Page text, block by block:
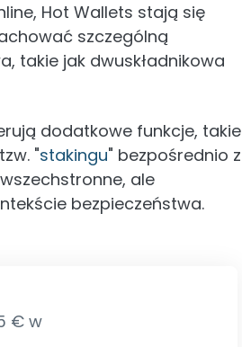
Hot Wallets stają się
szczególną
takie jak dwuskładnikowa
dodatkowe funkcje, takie
"stakingu" bezpośrednio z
ale
bezpieczeństwa.
€ w